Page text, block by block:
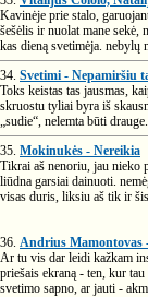
Kavinėje prie stalo,
šešėlis ir nuolat mane sekė,
kas dieną svetimėja. nebylų
34. Svetimi - Nepamiršiu
Toks keistas tas jausmas,
skruostu tyliai byra iš
„sudie“, nelemta būti
35. Mokinukės - Nereikia
Tikrai aš nenoriu, jau nieko
liūdna garsiai dainuoti.
visas duris, liksiu aš tik ir
36. Andrius Mamontovas
Ar tu vis dar leidi kažkam
priešais ekraną - ten, kur
svetimo sapno, ar jauti -